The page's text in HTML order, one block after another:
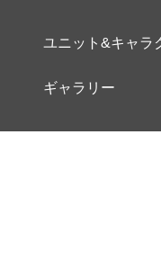
ユニット&キャラ
ギャラリー